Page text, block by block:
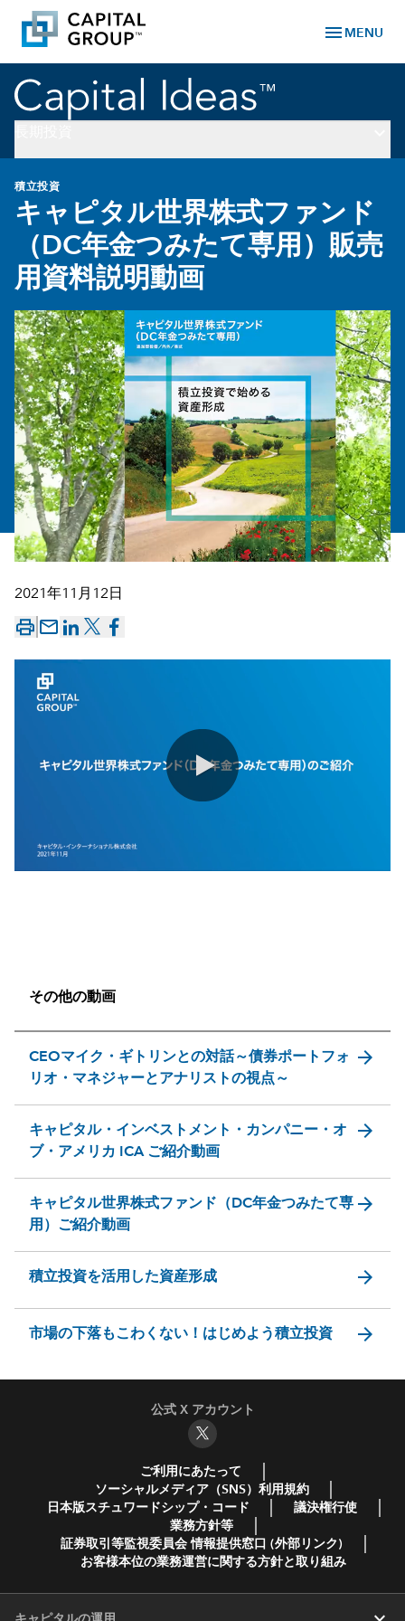
menu MENU
積立投資
キャピタル世界株式ファンド
（DC年金つみたて専用）販売
用資料説明動画
2021年11月12日
mail_outline
その他の動画
CEOマイク・ギトリンとの対話～債券ポートフォ
リオ・マネジャーとアナリストの視点～
arrow_forward
キャピタル・インベストメント・カンパニー・オ
ブ・アメリカ ICA ご紹介動画
arrow_forward
キャピタル世界株式ファンド（DC年金つみたて専
用）ご紹介動画
arrow_forward
積立投資を活用した資産形成 arrow_forward
市場の下落もこわくない！はじめよう積立投資 arrow_forward
公式 X アカウント
ご利用にあたって
ソーシャルメディア（SNS）利用規約
日本版スチュワードシップ・コード
議決権行使
業務方針等
証券取引等監視委員会 情報提供窓口 (外部リンク)
お客様本位の業務運営に関する方針と取り組み